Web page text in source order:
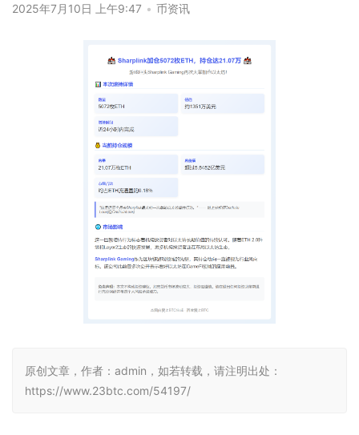
2025年7月10日 上午9:47 • 币资讯
原创文章，作者：admin，如若转载，请注明出处：
https://www.23btc.com/54197/